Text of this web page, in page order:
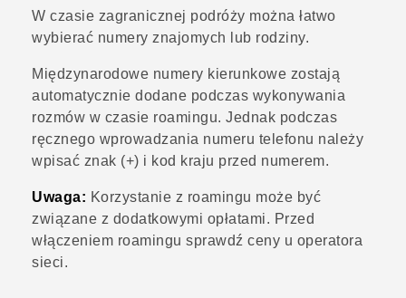
POMOC TECHNICZNA
Urządzenia i akcesoria HTC
Zaloguj się
W czasie zagranicznej podróży można łatwo
wybierać numery znajomych lub rodziny.
Międzynarodowe numery kierunkowe zostają
automatycznie dodane podczas wykonywania
rozmów w czasie roamingu. Jednak podczas
ręcznego wprowadzania numeru telefonu należy
wpisać znak (+) i kod kraju przed numerem.
Uwaga: Korzystanie z roamingu może być
związane z dodatkowymi opłatami. Przed
włączeniem roamingu sprawdź ceny u operatora
sieci.